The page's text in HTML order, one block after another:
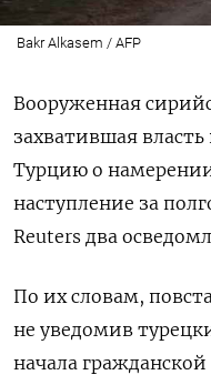
Bakr Alkasem / AFP
Вооруженная
захватившая
Турцию о
наступление за
Reuters два
По их словам,
не уведомив
начала